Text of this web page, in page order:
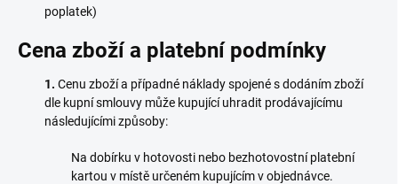
poplatek)
Cena zboží a platební podmínky
1. Cenu zboží a případné náklady spojené s dodáním zboží
dle kupní smlouvy může kupující uhradit prodávajícímu
následujícími způsoby:
Na dobírku v hotovosti nebo bezhotovostní platební
kartou v místě určeném kupujícím v objednávce.